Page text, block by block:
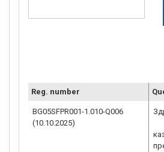
Reg. number
BG05SFPR001-1.010-Q006
(10.10.2025)